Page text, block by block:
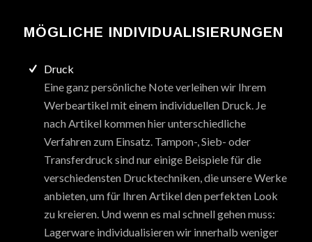
MÖGLICHE INDIVIDUALISIERUNGEN
Druck
Eine ganz persönliche Note verleihen wir Ihrem
Werbeartikel mit einem individuellen Druck. Je
nach Artikel kommen hier unterschiedliche
Verfahren zum Einsatz. Tampon-, Sieb- oder
Transferdruck sind nur einige Beispiele für die
verschiedensten Drucktechniken, die unsere Werke
anbieten, um für Ihren Artikel den perfekten Look
zu kreieren. Und wenn es mal schnell gehen muss:
Lagerware individualisieren wir innerhalb weniger